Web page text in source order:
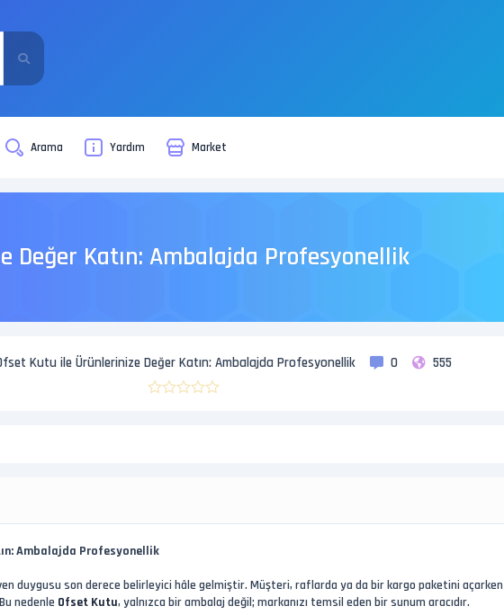
Arama Yardım Market
Katın: Ambalajda Profesyonellik
Kutu ile Ürünlerinize Değer Katın: Ambalajda Profesyonellik 0 555
Ambalajda Profesyonellik
duygusu son derece belirleyici hâle gelmiştir. Müşteri, raflarda ya da bir kargo paketini açarken
nedenle Ofset Kutu, yalnızca bir ambalaj değil; markanızı temsil eden bir sunum aracıdır.